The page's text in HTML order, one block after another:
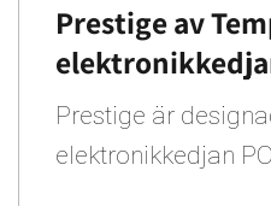
Prestige av
Prestige är
elektronikkedjan